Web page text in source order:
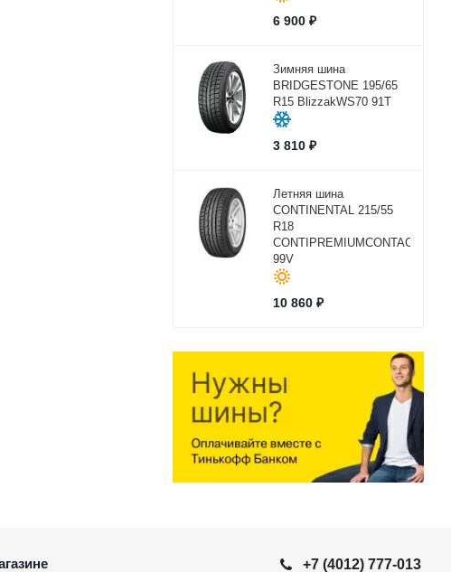
6 900₽
Зимняя шина
BRIDGESTONE 195/65
R15 BlizzakWS70 91T
3 810₽
Летняя шина
CONTINENTAL 215/55
R18
CONTIPREMIUMCONTACT2
99V
10 860₽
+7 (4012) 777-013